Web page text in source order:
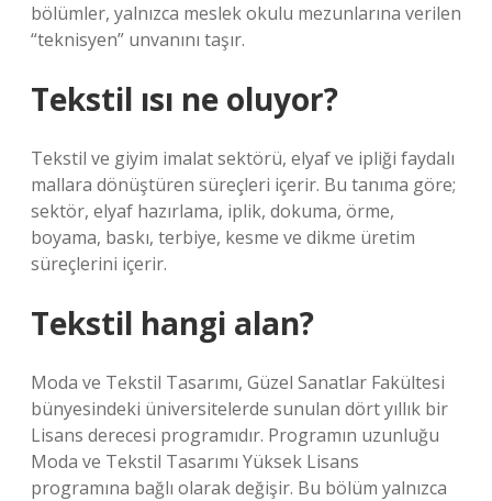
bölümler, yalnızca meslek okulu mezunlarına verilen
“teknisyen” unvanını taşır.
Tekstil ısı ne oluyor?
Tekstil ve giyim imalat sektörü, elyaf ve ipliği faydalı
mallara dönüştüren süreçleri içerir. Bu tanıma göre;
sektör, elyaf hazırlama, iplik, dokuma, örme,
boyama, baskı, terbiye, kesme ve dikme üretim
süreçlerini içerir.
Tekstil hangi alan?
Moda ve Tekstil Tasarımı, Güzel Sanatlar Fakültesi
bünyesindeki üniversitelerde sunulan dört yıllık bir
Lisans derecesi programıdır. Programın uzunluğu
Moda ve Tekstil Tasarımı Yüksek Lisans
programına bağlı olarak değişir. Bu bölüm yalnızca